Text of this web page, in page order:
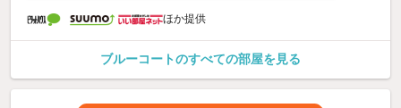
ほか提供
ブルーコートのすべての部屋を見る